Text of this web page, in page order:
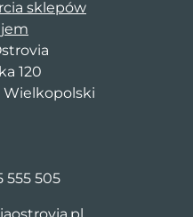
sklepów
120
555 505